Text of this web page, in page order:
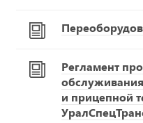
Регламент
и прицепной